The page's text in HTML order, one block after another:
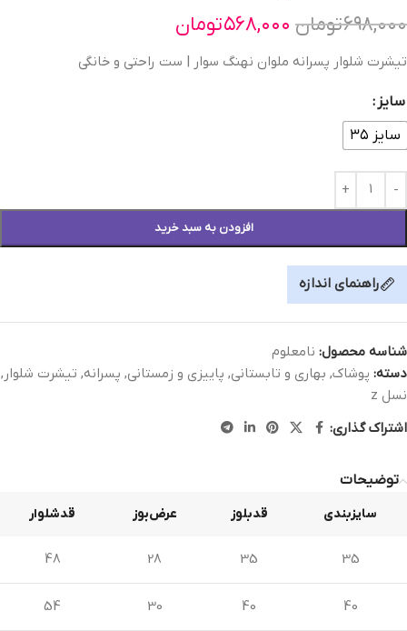
۶۹۸,۰۰۰تومان ۵۶۸,۰۰۰تومان
تیشرت شلوار پسرانه ملوان نهنگ سوار | ست راحتی و خانگی
سایز
سایز ۳۵
افزودن به سبد خرید
راهنمای اندازه
شناسه محصول: نامعلوم
دسته: پوشاک, بهاری و تابستانی, پاییزی و زمستانی, پسرانه, تیشرت شلوار ,
نسل z
اشتراک گذاری:
توضیحات
سایزبندی قدبلوز عرض‌بوز قدشلوار
35
35
28
48
40
40
30
54